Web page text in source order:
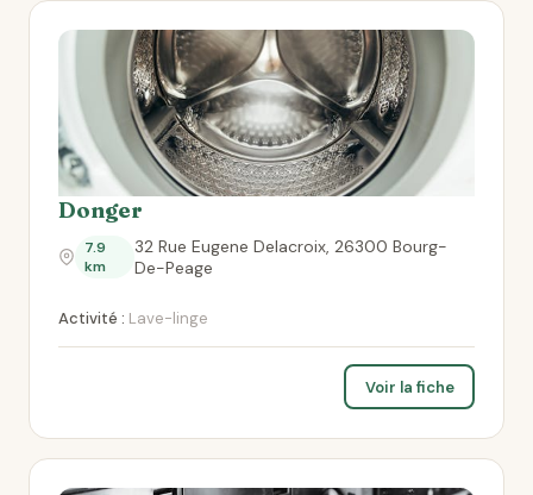
Donger
7.9
km
32 Rue Eugene Delacroix, 26300 Bourg-
De-Peage
Activité : Lave-linge
Voir la fiche